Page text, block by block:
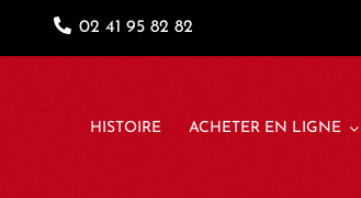
02 41 95 82 82
HISTOIRE ACHETER EN LIGNE